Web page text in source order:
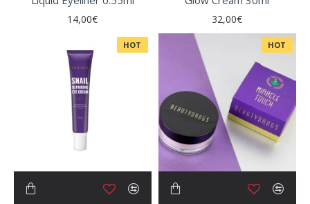
14,00€ 32,00€
HOT HOT